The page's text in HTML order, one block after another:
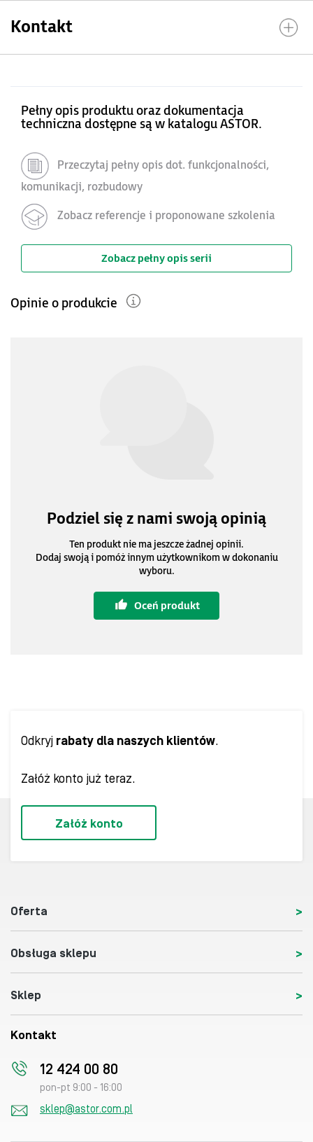
Kontakt
Pełny opis produktu oraz dokumentacja
techniczna dostępne są w katalogu ASTOR.
Przeczytaj pełny opis dot. funkcjonalności,
komunikacji, rozbudowy
Zobacz referencje i proponowane szkolenia
Zobacz pełny opis serii
Opinie o produkcie
Podziel się z nami swoją opinią
Ten produkt nie ma jeszcze żadnej opinii.
Dodaj swoją i pomóż innym użytkownikom w dokonaniu
wyboru.
Oceń produkt
Odkryj rabaty dla naszych klientów.
Załóż konto już teraz.
Załóż konto
Oferta
Obsługa sklepu
Sklep
Kontakt
12 424 00 80
pon-pt 9:00 - 16:00
sklep@astor.com.pl